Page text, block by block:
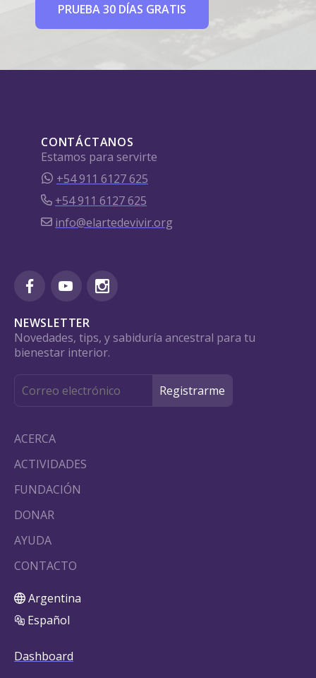
PRUEBA 30 DÍAS GRATIS
CONTÁCTANOS
Estamos para servirte
+54 911 6127 625
+54 911 6127 625
info@elartedevivir.org
NEWSLETTER
Novedades, tips, y sabiduría ancestral para tu
bienestar interior.
ACERCA
ACTIVIDADES
FUNDACIÓN
DONAR
AYUDA
CONTACTO
Argentina
Español
Dashboard